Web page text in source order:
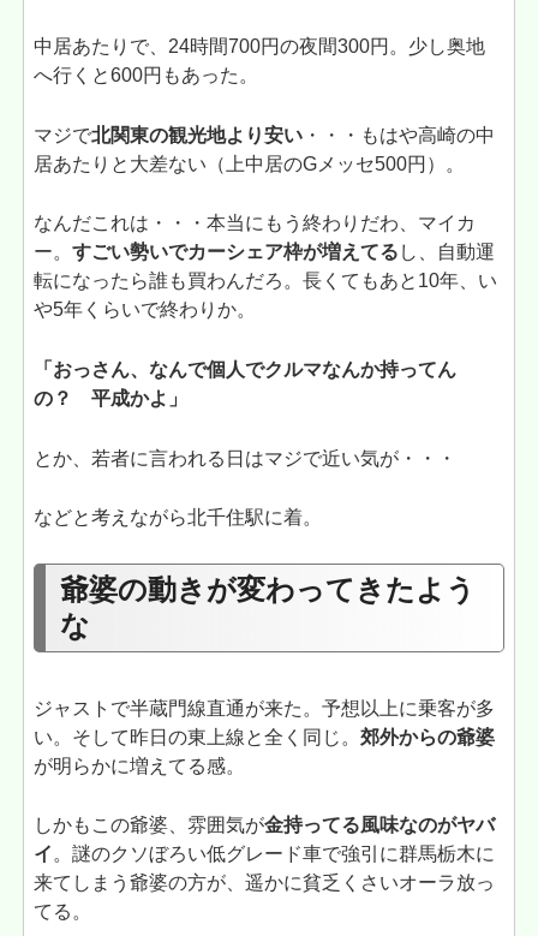
中居あたりで、24時間700円の夜間300円。少し奥地
へ行くと600円もあった。
マジで北関東の観光地より安い ・・・もはや高崎の中
居あたりと大差ない（上中居のGメッセ500円）。
なんだこれは・・・本当にもう終わりだわ、マイカ
ー。すごい勢いでカーシェア枠が増えてる し、自動運
転になったら誰も買わんだろ。長くてもあと10年、い
や5年くらいで終わりか。
「おっさん、なんで個人でクルマなんか持ってん
の？ 平成かよ」
とか、若者に言われる日はマジで近い気が・・・
などと考えながら北千住駅に着。
爺婆の動きが変わってきたよう
な
ジャストで半蔵門線直通が来た。予想以上に乗客が多
い。そして昨日の東上線と全く同じ。郊外からの爺婆
が明らかに増えてる感。
しかもこの爺婆、雰囲気が金持ってる風味なのがヤバ
イ 。謎のクソぼろい低グレード車で強引に群馬栃木に
来てしまう爺婆の方が、遥かに貧乏くさいオーラ放っ
てる。